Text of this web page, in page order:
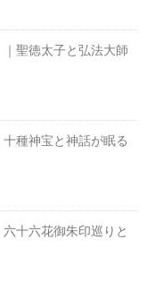
聖徳太子と弘法大師
種神宝と神話が眠る
十六花御朱印巡りと